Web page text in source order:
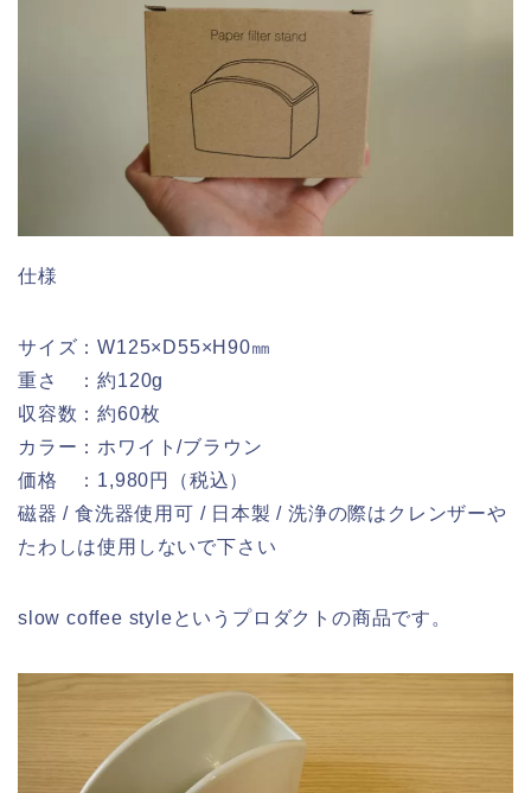
仕様
サイズ：W125×D55×H90㎜
重さ ：約120g
収容数：約60枚
カラー：ホワイト/ブラウン
価格 ：1,980円（税込）
磁器 / 食洗器使用可 / 日本製 / 洗浄の際はクレンザーや
たわしは使用しないで下さい
slow coffee styleというプロダクトの商品です。